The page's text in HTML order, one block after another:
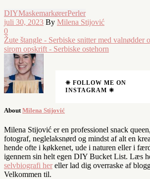
DIYMaskemarkørerPerler
juli 30, 2023 By Milena Stijović
0
Žute štangle - Serbiske snitter med valnødder
sirom opskrift - Serbiske ostehorn
About Milena Stijović
Milena Stijović er en professionel snack
fotograf, neglelaksnørd og mindst af alt en
hende ofte i køkkenet, ude i naturen eller i
igennem sin helt egen DIY Bucket List. Læs
selvbiografi her eller lad dig overraske af
Velkommen til.
❈ FOLLOW ME ON
INSTAGRAM ❈